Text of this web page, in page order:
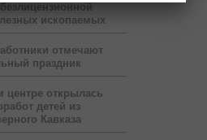
ископаемых
отмечают
праздник
центре открылась
детей из
Кавказа